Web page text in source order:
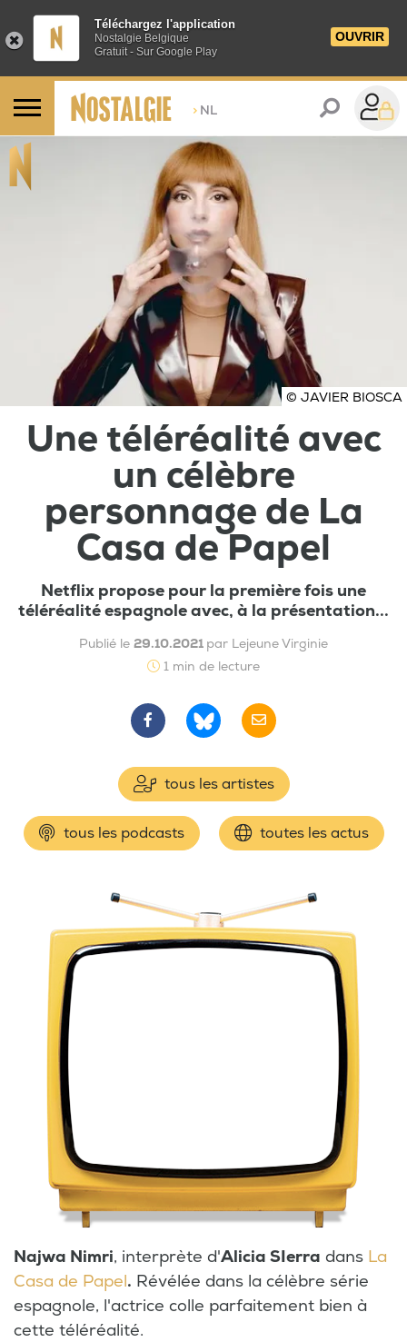
Téléchargez l'application
Nostalgie Belgique
Gratuit - Sur Google Play
OUVRIR
> NL
© JAVIER BIOSCA
Une téléréalité avec
un célèbre
personnage de La
Casa de Papel
Netflix propose pour la première fois une
téléréalité espagnole avec, à la présentation...
Publié le 29.10.2021 par Lejeune Virginie
1 min de lecture
tous les artistes
tous les podcasts toutes les actus
Najwa Nimri, interprète d'Alicia SIerra dans La
Casa de Papel. Révélée dans la célèbre série
espagnole, l'actrice colle parfaitement bien à
cette téléréalité.